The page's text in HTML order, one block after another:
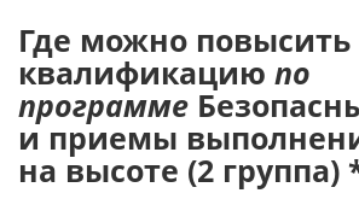
Где можно повысить
квалификацию по
программе
и приемы
на высоте (2 группа)